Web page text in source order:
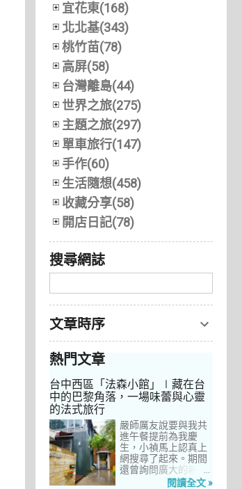
宜花東(168)
北北基(343)
桃竹苗(78)
高屏(58)
台灣離島(44)
世界之旅(275)
主題之旅(297)
單車旅行(147)
手作(60)
生活隨想(458)
收藏分享(58)
開店日記(78)
搜尋網誌
文章時序
熱門文章
台中西區「法森小館」∣藏在台
中的巴黎角落，一場味蕾與心靈
的法式旅行
嚴師厲友說要與我共
進午餐提前為我慶
生，小禎馬上認真上
網搜尋了起來。期間
還曾詢問廣大的親友
們有沒有推薦的餐
閱讀全文 »